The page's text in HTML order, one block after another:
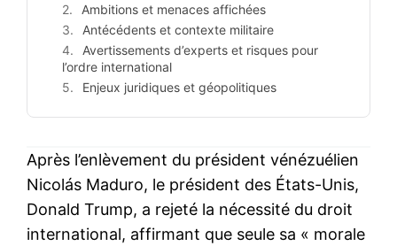
Ambitions et menaces affichées
Antécédents et contexte militaire
Avertissements d’experts et risques pour
l’ordre international
Enjeux juridiques et géopolitiques
Après l’enlèvement du président vénézuélien
Nicolás Maduro, le président des États-Unis,
Donald Trump, a rejeté la nécessité du droit
international, affirmant que seule sa « morale